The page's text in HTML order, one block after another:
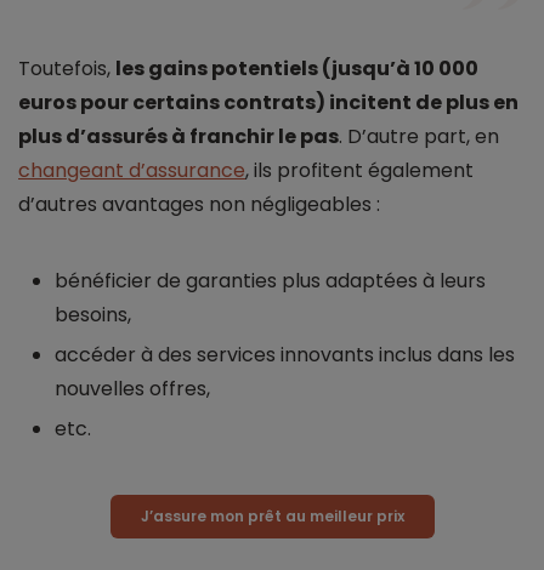
Toutefois, les gains potentiels (jusqu’à 10 000
euros pour certains contrats) incitent de plus en
plus d’assurés à franchir le pas. D’autre part, en
changeant d’assurance, ils profitent également
d’autres avantages non négligeables :
bénéficier de garanties plus adaptées à leurs
besoins,
accéder à des services innovants inclus dans les
nouvelles offres,
etc.
J’assure mon prêt au meilleur prix